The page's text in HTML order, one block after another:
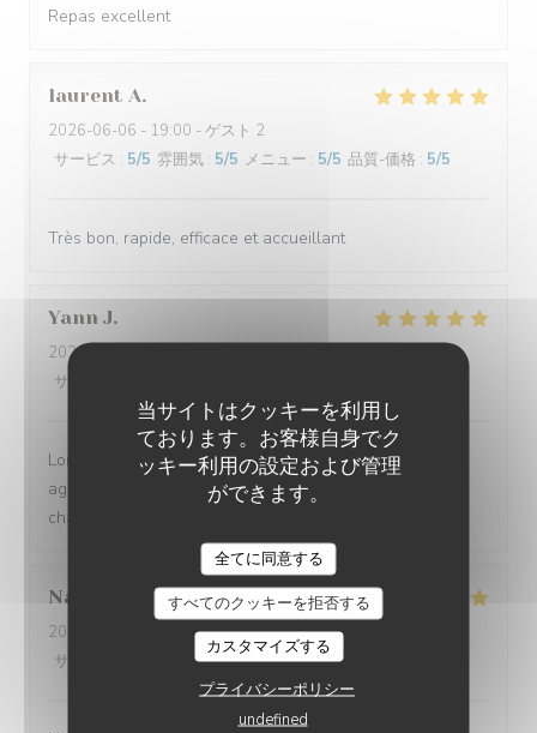
当サイトはクッキーを利用し
ております。お客様自身でク
ッキー利用の設定および管理
ができます。
全てに同意する
すべてのクッキーを拒否する
カスタマイズする
プライバシーポリシー
undefined
Repas excellent
laurent A
2026-06-06 - 19:00 - ゲスト 2
サービス : 5/5 雰囲気 : 5/5 メニュー : 5/5 品質-価格 : 5/5
Très bon, rapide, efficace et accueillant
Yann J
2026-05-23
サービス
Loin de la foule de la place du marché, endroit très
agréable où les pizzas sont bonnes et l'accueil/service
chaleureux
Nathalie
2026-05-16
- 20:00 - ゲスト 3
サービス
雰囲気:5/5 メニュー:5/5